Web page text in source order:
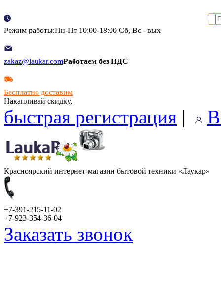
Режим работы:Пн-Пт 10:00-18:00 Сб, Вс - вых
zakaz@laukar.comРаботаем без НДС
Бесплатно доставим
Накапливай скидку,
быстрая регистрация |
Красноярский интернет-магазин бытовой техники «Лаукар»
+7-391-215-11-02
+7-923-354-36-04
Заказать звонок